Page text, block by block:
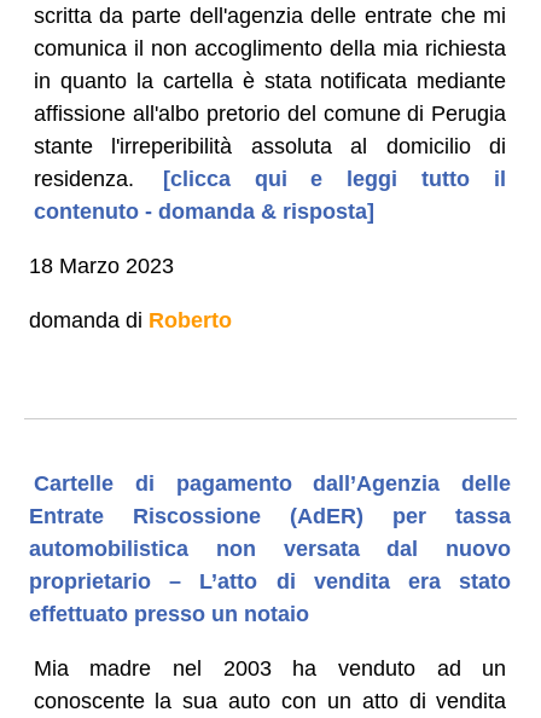
scritta da parte dell'agenzia delle entrate che mi
comunica il non accoglimento della mia richiesta
in quanto la cartella è stata notificata mediante
affissione all'albo pretorio del comune di Perugia
stante l'irreperibilità assoluta al domicilio di
residenza.
[clicca qui e leggi tutto il
contenuto - domanda & risposta]
18 Marzo 2023
domanda di Roberto
Cartelle di pagamento dall’Agenzia delle
Entrate Riscossione (AdER) per tassa
automobilistica non versata dal nuovo
proprietario – L’atto di vendita era stato
effettuato presso un notaio
Mia madre nel 2003 ha venduto ad un
conoscente la sua auto con un atto di vendita